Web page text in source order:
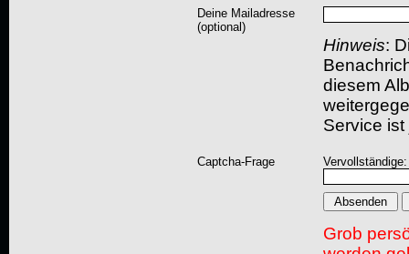
Deine Mailadresse
(optional)
Hinweis:
diesem
Service
Captcha-Frage
Grob